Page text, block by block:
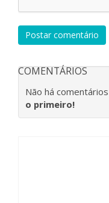
Postar comentário
COMENTÁRIOS
Não há
o primeiro!